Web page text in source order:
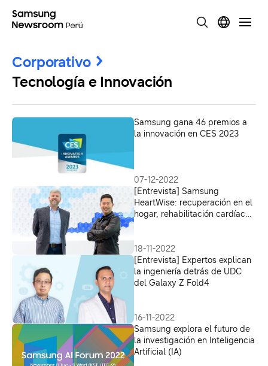
Corporativo
Tecnología e Innovación
Samsung gana 46 premios a
la innovación en CES 2023
07-12-2022
[Entrevista] Samsung
HeartWise: recuperación en el
hogar, rehabilitación cardíaca
18-11-2022
[Entrevista] Expertos explican
la ingeniería detrás de UDC
del Galaxy Z Fold4
16-11-2022
Samsung explora el futuro de
la investigación en Inteligencia
Artificial (IA)